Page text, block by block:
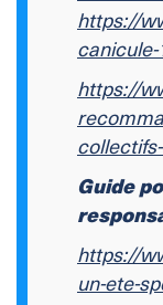
https://
canicule-
https://
Guide
https://
un-ete-